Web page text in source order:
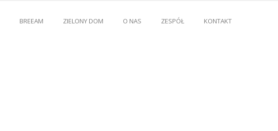
BREEAM ZIELONY DOM O NAS ZESPÓŁ KONTAKT